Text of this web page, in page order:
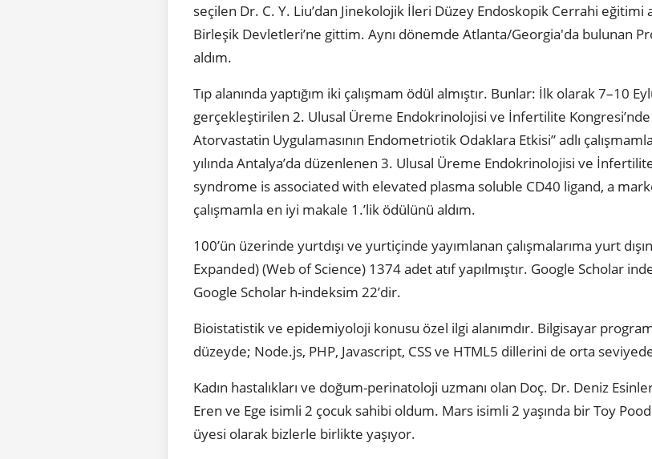
seçilen Dr. C. Y. Liu’dan Jinekolojik İleri Düzey Endoskopik Cerrahi eğitimi
Birleşik Devletleri’ne gittim. Aynı dönemde Atlanta/Georgia'da bulunan
aldım.
Tıp alanında yaptığım iki çalışmam ödül almıştır. Bunlar: İlk olarak 7–10
gerçekleştirilen 2. Ulusal Üreme Endokrinolojisi ve İnfertilite
Atorvastatin Uygulamasının Endometriotik Odaklara Etkisi” adlı
yılında Antalya’da düzenlenen 3. Ulusal Üreme Endokrinolojisi ve
syndrome is associated with elevated plasma soluble CD40 ligand, a
çalışmamla en iyi makale 1.’lik ödülünü aldım.
100’ün üzerinde yurtdışı ve yurtiçinde yayımlanan çalışmalarıma yurt
Expanded) (Web of Science) 1374 adet atıf yapılmıştır. Google Scholar
Google Scholar h-indeksim 22’dir.
Bioistatistik ve epidemiyoloji konusu özel ilgi alanımdır. Bilgisayar
düzeyde; Node.js, PHP, Javascript, CSS ve HTML5 dillerini de orta
Kadın hastalıkları ve doğum-perinatoloji uzmanı olan Doç. Dr. Deniz
Eren ve Ege isimli 2 çocuk sahibi oldum. Mars isimli 2 yaşında bir Toy
üyesi olarak bizlerle birlikte yaşıyor.